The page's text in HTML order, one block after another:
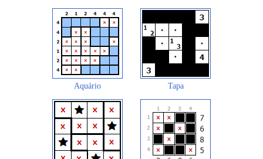
Aquário Tapa